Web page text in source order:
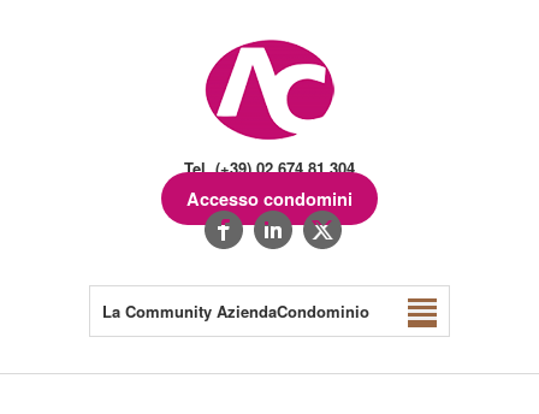
Tel. (+39) 02.674.81.304
Accesso condomini
La Community AziendaCondominio